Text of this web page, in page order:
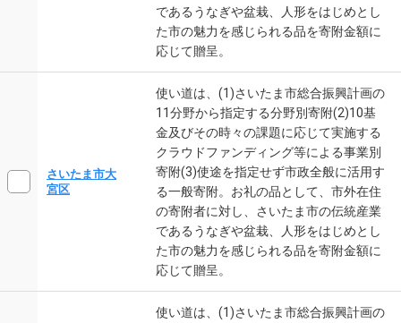
であるうなぎや盆栽、人形をはじめとし
た市の魅力を感じられる品を寄附金額に
応じて贈呈。
さいたま市大
宮区
使い道は、(1)さいたま市総合振興計画の
11分野から指定する分野別寄附(2)10基
金及びその時々の課題に応じて実施する
クラウドファンディング等による事業別
寄附(3)使途を指定せず市政全般に活用す
る一般寄附。お礼の品として、市外在住
の寄附者に対し、さいたま市の伝統産業
であるうなぎや盆栽、人形をはじめとし
た市の魅力を感じられる品を寄附金額に
応じて贈呈。
使い道は、(1)さいたま市総合振興計画の